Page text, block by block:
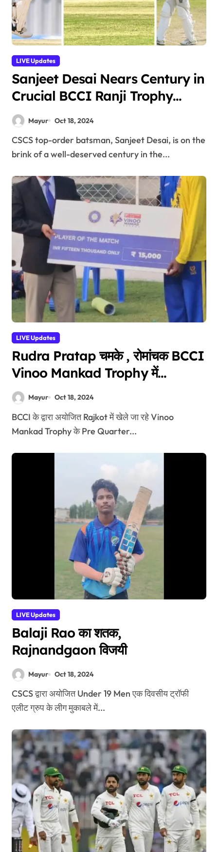
LIVE Updates
Sanjeet Desai Nears Century in
Crucial BCCI Ranji Trophy
Knock for Chhattisgarh , Ayush
and Amandeep Scores Fifty
Mayur Oct 18, 2024
CSCS top-order batsman, Sanjeet Desai, is on the
brink of a well-deserved century in the...
LIVE Updates
Rudra Pratap चमके , रोमांचक BCCI
Vinoo Mankad Trophy में
Chattisgarh ने Vidarbha पर जीत
हासिल की
Mayur Oct 18, 2024
BCCI के द्वारा अयोजित Rajkot में खेले जा रहे Vinoo
Mankad Trophy के Pre Quarter...
LIVE Updates
Balaji Rao का शतक,
Rajnandgaon विजयी
Mayur Oct 18, 2024
CSCS द्वारा अयोजित Under 19 Men एक दिवसीय ट्रॉफी
एलीट ग्रुप के लीग मुकाबले में...